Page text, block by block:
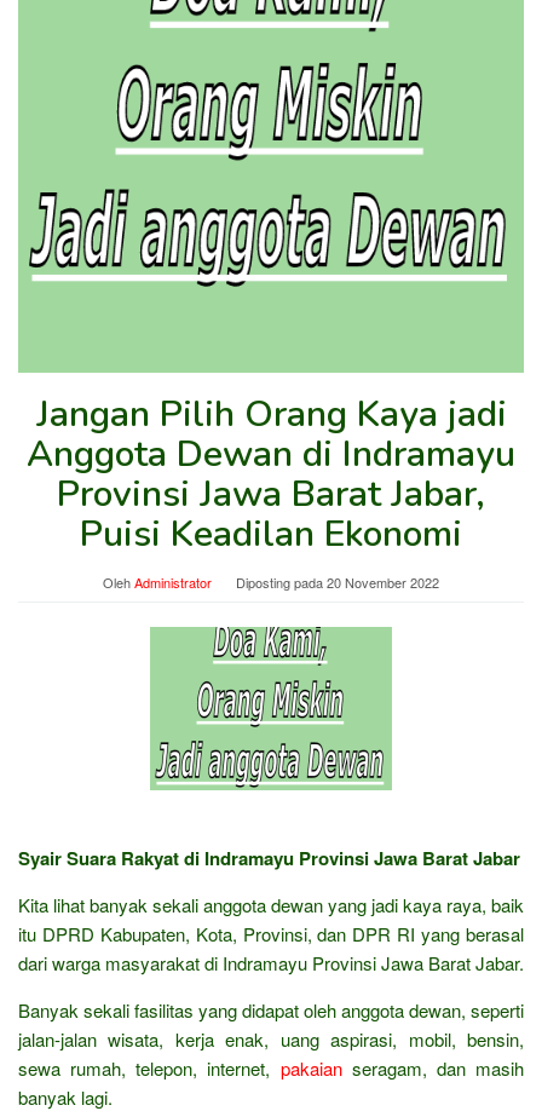
Jangan Pilih Orang Kaya jadi
Anggota Dewan di Indramayu
Provinsi Jawa Barat Jabar,
Puisi Keadilan Ekonomi
OlehAdministrator Diposting pada20 November 2022
Syair Suara Rakyat di Indramayu Provinsi Jawa Barat Jabar
Kita lihat banyak sekali anggota dewan yang jadi kaya raya, baik
itu DPRD Kabupaten, Kota, Provinsi, dan DPR RI yang berasal
dari warga masyarakat di Indramayu Provinsi Jawa Barat Jabar.
Banyak sekali fasilitas yang didapat oleh anggota dewan, seperti
jalan-jalan wisata, kerja enak, uang aspirasi, mobil, bensin,
sewa rumah, telepon, internet, pakaianseragam, dan masih
banyak lagi.